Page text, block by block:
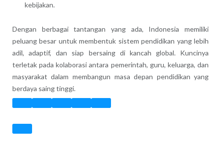
kebijakan.
Dengan berbagai tantangan yang ada, Indonesia memiliki
peluang besar untuk membentuk sistem pendidikan yang lebih
adil, adaptif, dan siap bersaing di kancah global. Kuncinya
terletak pada kolaborasi antara pemerintah, guru, keluarga, dan
masyarakat dalam membangun masa depan pendidikan yang
berdaya saing tinggi.